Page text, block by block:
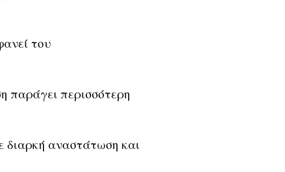
του
παράγει περισσότερη
διαρκή αναστάτωση και